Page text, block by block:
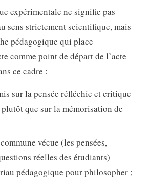
expérimentale ne signifie pas
sens strictement scientifique, mais
pédagogique qui place
comme point de départ de l’acte
ce cadre :
sur la pensée réfléchie et critique
que sur la mémorisation de
vécue (les pensées,
réelles des étudiants)
pédagogique pour philosopher ;